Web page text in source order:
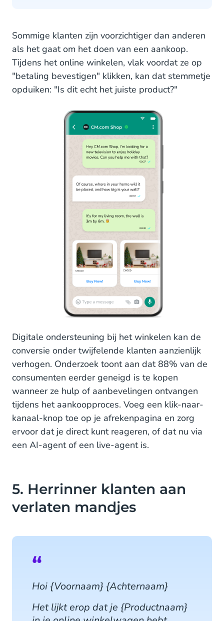
Sommige klanten zijn voorzichtiger dan anderen
als het gaat om het doen van een aankoop.
Tijdens het online winkelen, vlak voordat ze op
"betaling bevestigen" klikken, kan dat stemmetje
opduiken: "Is dit echt het juiste product?"
Digitale ondersteuning bij het winkelen kan de
conversie onder twijfelende klanten aanzienlijk
verhogen. Onderzoek toont aan dat 88% van de
consumenten eerder geneigd is te kopen
wanneer ze hulp of aanbevelingen ontvangen
tijdens het aankoopproces. Voeg een klik-naar-
kanaal-knop toe op je afrekenpagina en zorg
ervoor dat je direct kunt reageren, of dat nu via
een AI-agent of een live-agent is.
5. Herrinner klanten aan
verlaten mandjes
Hoi {Voornaam} {Achternaam}
Het lijkt erop dat je {Productnaam}